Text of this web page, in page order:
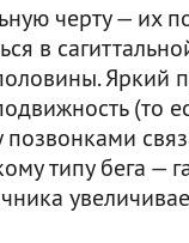
черту — их
в
Яркий
(то
типу бега —